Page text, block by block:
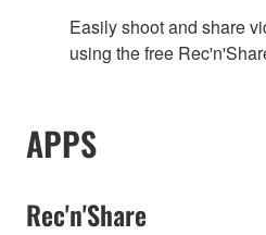
Easily shoot and share
using the free
APPS
Rec'n'Share